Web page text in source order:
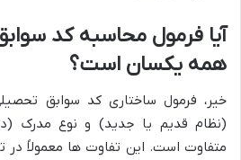
آیا فرمول محاسبه کد
همه یکسان است؟
خیر، فرمول ساختاری کد سوابق
(نظام قدیم یا جدید) و نوع مدرک
متفاوت است. این تفاوت ها معمولاً در